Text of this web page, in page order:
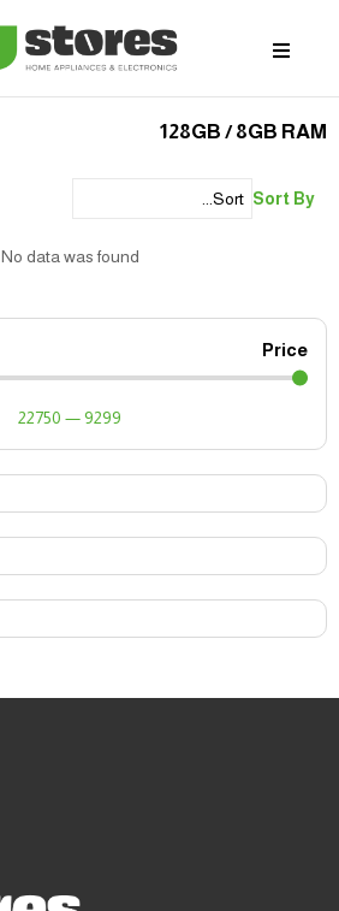
128GB / 8GB RAM
Price
9299
—
22750
Sort By
No data was found